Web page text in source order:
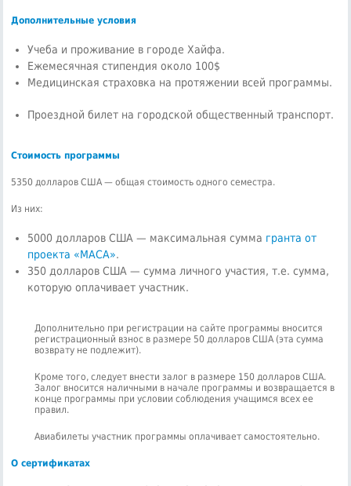
Дополнительные условия
Учеба и проживание в городе Хайфа.
Ежемесячная стипендия около 100$
Медицинская страховка на протяжении всей программы.
Проездной билет на городской общественный транспорт.
Стоимость программы
5350 долларов США — общая стоимость одного семестра.
Из них:
5000 долларов США — максимальная сумма гранта от
проекта «МАСА».
350 долларов США — сумма личного участия, т.е. сумма,
которую оплачивает участник.
Дополнительно при регистрации на сайте программы вносится
регистрационный взнос в размере 50 долларов США (эта сумма
возврату не подлежит).
Кроме того, следует внести залог в размере 150 долларов США.
Залог вносится наличными в начале программы и возвращается в
конце программы при условии соблюдения учащимся всех ее
правил.
Авиабилеты участник программы оплачивает самостоятельно.
О сертификатах